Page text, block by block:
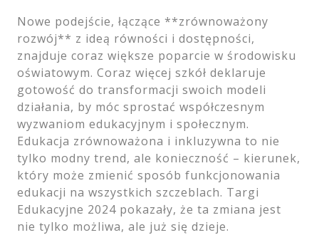
Nowe podejście, łączące **zrównoważony
rozwój** z ideą równości i dostępności,
znajduje coraz większe poparcie w środowisku
oświatowym. Coraz więcej szkół deklaruje
gotowość do transformacji swoich modeli
działania, by móc sprostać współczesnym
wyzwaniom edukacyjnym i społecznym.
Edukacja zrównoważona i inkluzywna to nie
tylko modny trend, ale konieczność – kierunek,
który może zmienić sposób funkcjonowania
edukacji na wszystkich szczeblach. Targi
Edukacyjne 2024 pokazały, że ta zmiana jest
nie tylko możliwa, ale już się dzieje.